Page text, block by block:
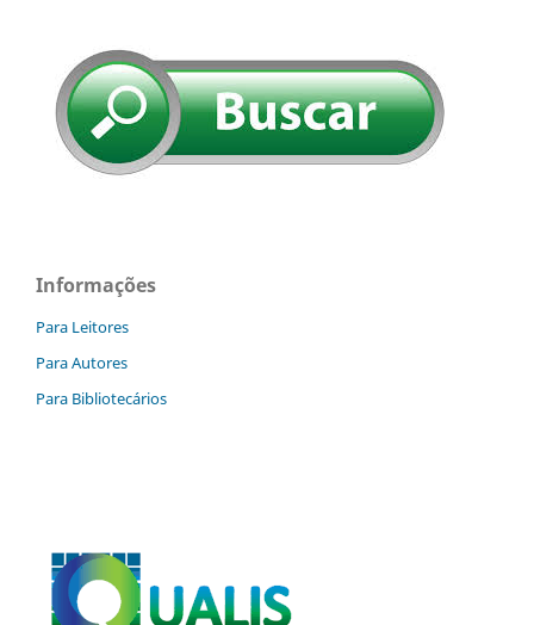
Informações
Para Leitores
Para Autores
Para Bibliotecários